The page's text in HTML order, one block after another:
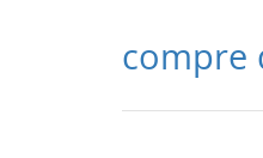
compre